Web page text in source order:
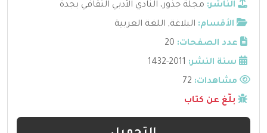
الناشر: مجلة جذور، النادي الأدبي الثقافي بجدة
الأقسام: البلاغة, اللغة العربية
عدد الصفحات: 20
سنة النشر: 2011-1432
مشاهدات:
بلّغ عن كتاب